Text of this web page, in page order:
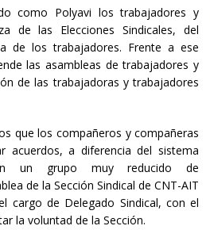
como Polyavi los trabajadores y
de las Elecciones Sindicales, del
de los trabajadores. Frente a ese
las asambleas de trabajadores y
de las trabajadoras y trabajadores
que los compañeros y compañeras
acuerdos, a diferencia del sistema
un grupo muy reducido de
Sindical de CNT-AIT
cargo de Delegado Sindical, con el
la voluntad de la Sección.